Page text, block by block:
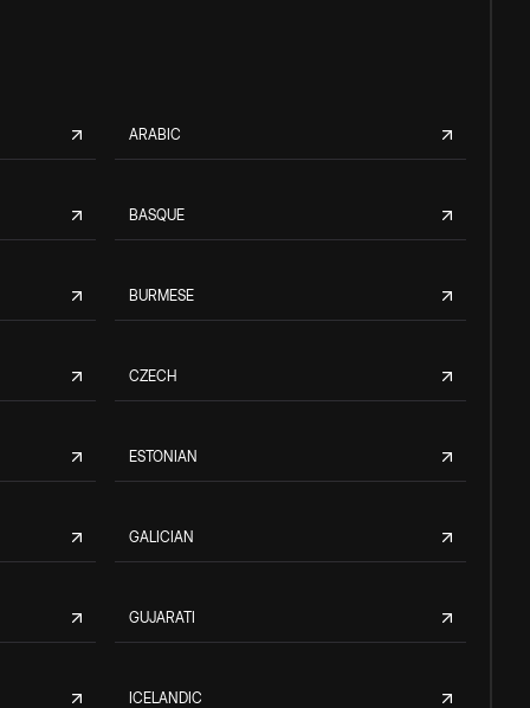
ARABIC
BASQUE
BURMESE
CZECH
ESTONIAN
GALICIAN
GUJARATI
ICELANDIC